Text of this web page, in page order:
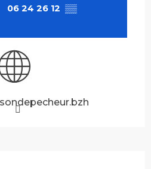
06 24 26 12 ▒▒